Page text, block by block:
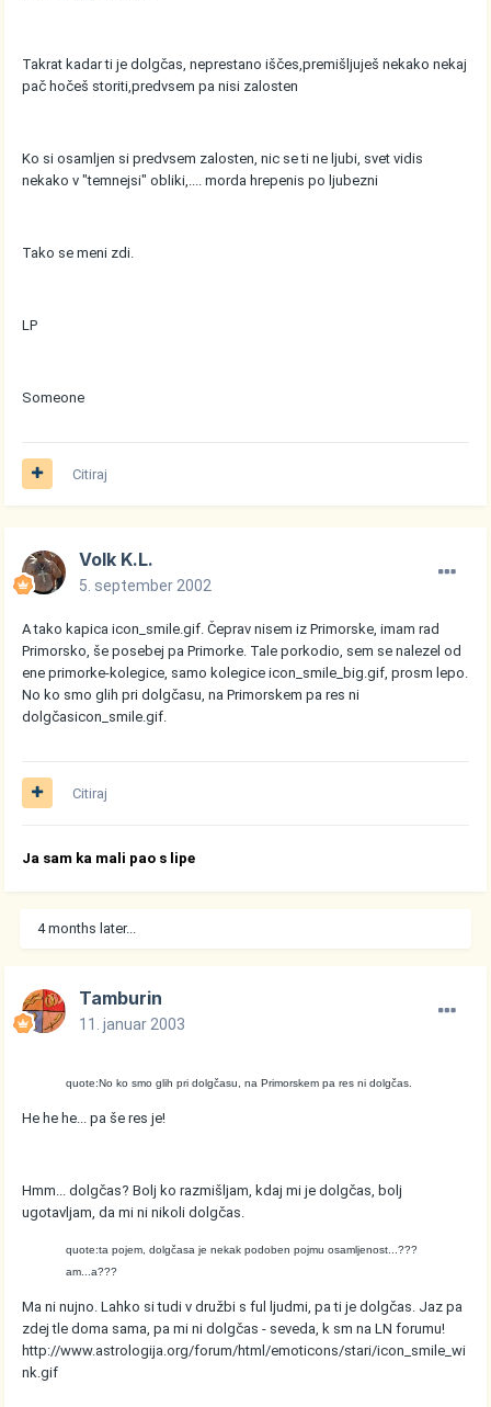
Takrat kadar ti je dolgčas, neprestano iščes,premišljuješ nekako nekaj
pač hočeš storiti,predvsem pa nisi zalosten
Ko si osamljen si predvsem zalosten, nic se ti ne ljubi, svet vidis
nekako v "temnejsi" obliki,.... morda hrepenis po ljubezni
Tako se meni zdi.
LP
Someone
Citiraj
Volk K.L.
5. september 2002
A tako kapicaicon_smile.gif . Čeprav nisem iz Primorske, imam rad
Primorsko, še posebej pa Primorke. Tale porkodio, sem se nalezel od
ene primorke-kolegice, samo kolegiceicon_smile_big.gif , prosm lepo.
No ko smo glih pri dolgčasu, na Primorskem pa res ni
dolgčasicon_smile.gif
Citiraj
Ja sam ka mali pao s lipe
4 months later...
Tamburin
11. januar 2003
quote:No ko smo glih pri dolgčasu, na Primorskem pa res ni dolgčas.
He he he... pa še res je!
Hmm... dolgčas? Bolj ko razmišljam, kdaj mi je dolgčas, bolj
ugotavljam, da mi ni nikoli dolgčas.
quote:ta pojem, dolgčasa je nekak podoben pojmu osamljenost...???
am...a???
Ma ni nujno. Lahko si tudi v družbi s ful ljudmi, pa ti je dolgčas. Jaz pa
zdej tle doma sama, pa mi ni dolgčas - seveda, k sm na LN forumu!
http://www.astrologija.org/forum/html/emoticons/stari/icon_smile_wi
nk.gif